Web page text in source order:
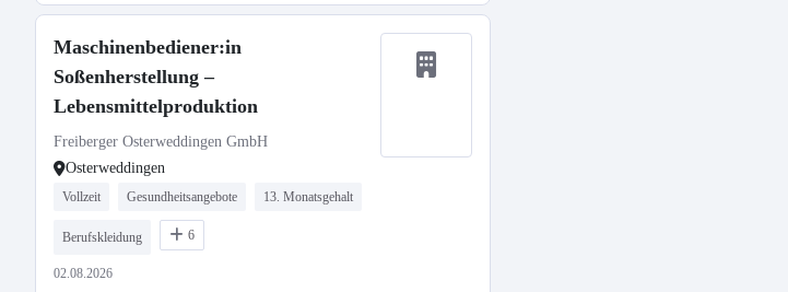
Maschinenbediener:in
Soßenherstellung –
Lebensmittelproduktion
Freiberger Osterweddingen GmbH
Osterweddingen
Vollzeit Gesundheitsangebote 13. Monatsgehalt
Berufskleidung 6
02.08.2026